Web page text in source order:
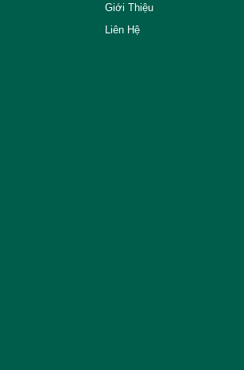
Giới Thiệu
Liên Hệ